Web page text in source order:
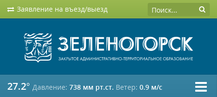
Заявление на въезд/выезд
27.2° Давление: 738 мм рт.ст. Ветер: 0.9 м/c